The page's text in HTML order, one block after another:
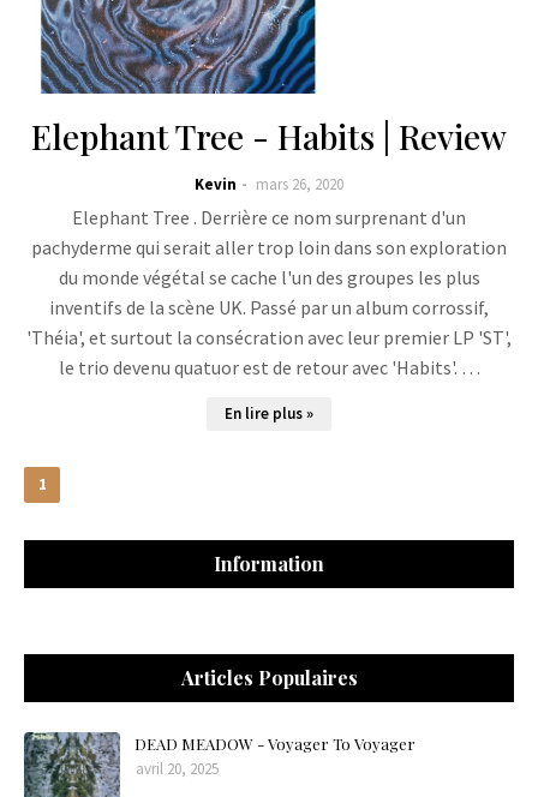
Elephant Tree - Habits | Review
Kevin mars 26, 2020
Elephant Tree . Derrière ce nom surprenant d'un
pachyderme qui serait aller trop loin dans son exploration
du monde végétal se cache l'un des groupes les plus
inventifs de la scène UK. Passé par un album corrossif,
'Théia', et surtout la consécration avec leur premier LP 'ST',
le trio devenu quatuor est de retour avec 'Habits'. …
En lire plus »
1
Information
Articles Populaires
DEAD MEADOW - Voyager To Voyager
avril 20, 2025